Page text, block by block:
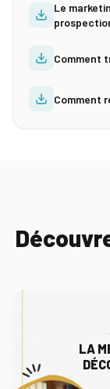
Le
Comment
Comment
LA